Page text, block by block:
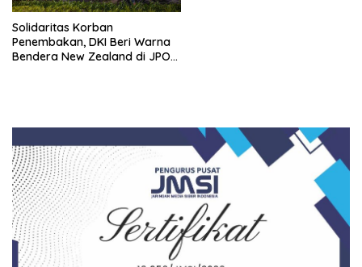
Solidaritas Korban
Penembakan, DKI Beri Warna
Bendera New Zealand di JPO